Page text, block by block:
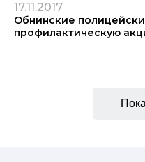
17.11.2017
Обнинские
профилактическую